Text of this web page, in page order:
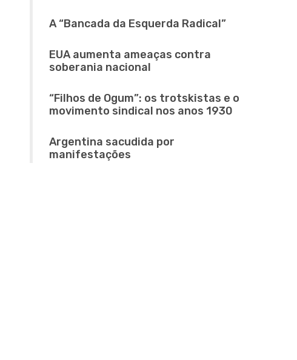
A “Bancada da Esquerda Radical”
EUA aumenta ameaças contra
soberania nacional
“Filhos de Ogum”: os trotskistas e o
movimento sindical nos anos 1930
Argentina sacudida por
manifestações